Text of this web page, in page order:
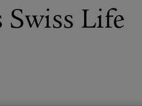
Swiss Life